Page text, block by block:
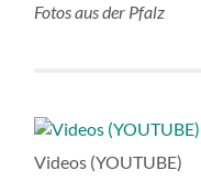
Fotos aus der Pfalz
Videos (YOUTUBE)